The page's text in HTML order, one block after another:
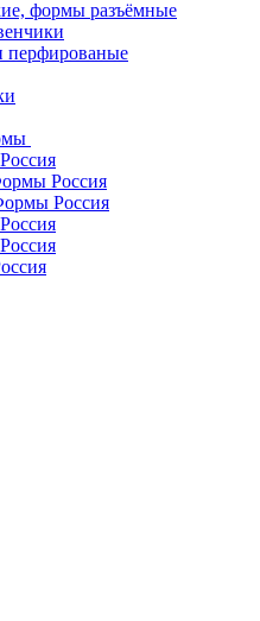
формы разъёмные
Россия
Россия